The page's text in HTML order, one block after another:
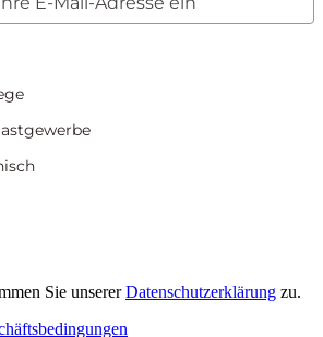
Sie unsererDatenschutzerklärung zu.